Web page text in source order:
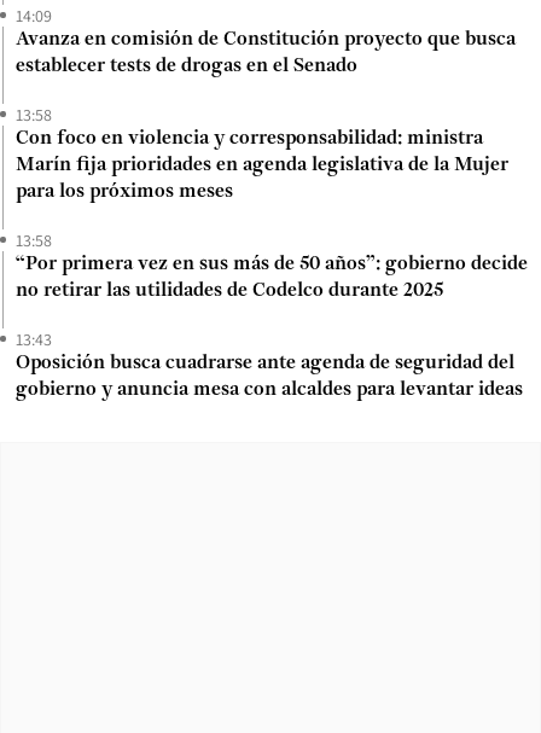
14:09
Avanza en comisión de Constitución proyecto que busca
establecer tests de drogas en el Senado
13:58
Con foco en violencia y corresponsabilidad: ministra
Marín fija prioridades en agenda legislativa de la Mujer
para los próximos meses
13:58
“Por primera vez en sus más de 50 años”: gobierno decide
no retirar las utilidades de Codelco durante 2025
13:43
Oposición busca cuadrarse ante agenda de seguridad del
gobierno y anuncia mesa con alcaldes para levantar ideas